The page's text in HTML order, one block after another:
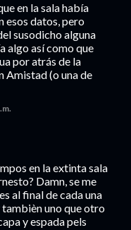
en la sala había
esos datos, pero
susodicho alguna
algo así como que
por atrás de la
Amistad (o una de
en la extinta sala
Damn, se me
al final de cada una
uno que otro
y espada pels